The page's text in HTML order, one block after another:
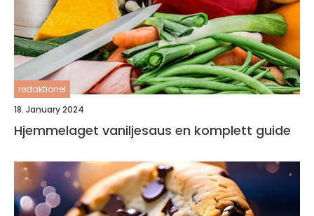
redaktionel
18. January 2024
Hjemmelaget vaniljesaus en komplett guide